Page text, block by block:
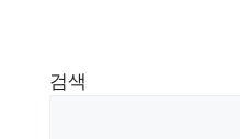
검색